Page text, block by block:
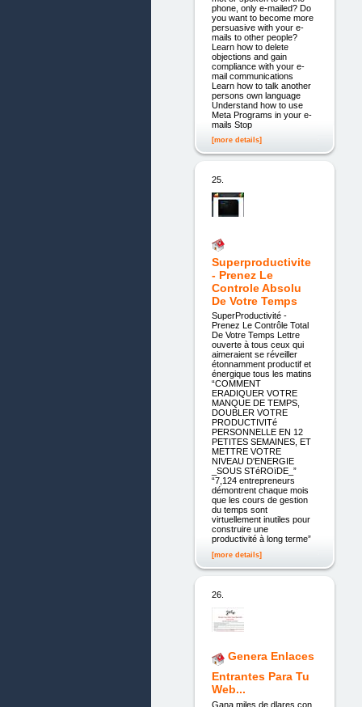
phone, only e-mailed? Do
you want to become more
persuasive with your e-
mails to other people?
Learn how to delete
objections and gain
compliance with your e-
mail communications
Learn how to talk another
persons own language
Understand how to use
Meta Programs in your e-
mails Stop
[more details]
25.
Superproductivite
- Prenez Le
Controle Absolu
De Votre Temps
SuperProductivité -
Prenez Le Contrôle Total
De Votre Temps Lettre
ouverte à tous ceux qui
aimeraient se réveiller
étonnamment productif et
énergique tous les matins
“COMMENT
ERADIQUER VOTRE
MANQUE DE TEMPS,
DOUBLER VOTRE
PRODUCTIVITé
PERSONNELLE EN 12
PETITES SEMAINES, ET
METTRE VOTRE
NIVEAU D'ENERGIE
_SOUS STéROïDE_”
“7,124 entrepreneurs
démontrent chaque mois
que les cours de gestion
du temps sont
virtuellement inutiles pour
construire une
productivité à long terme”
[more details]
26.
Genera Enlaces
Entrantes Para Tu
Web...
Gana miles de dlares con